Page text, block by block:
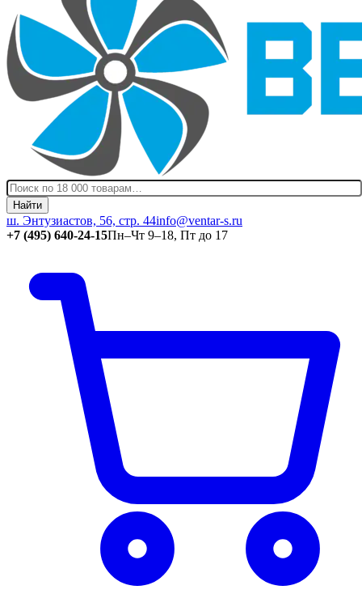
Найти
ш. Энтузиастов, 56, стр. 44info@ventar-s.ru
+7 (495) 640-24-15Пн–Чт 9–18, Пт до 17